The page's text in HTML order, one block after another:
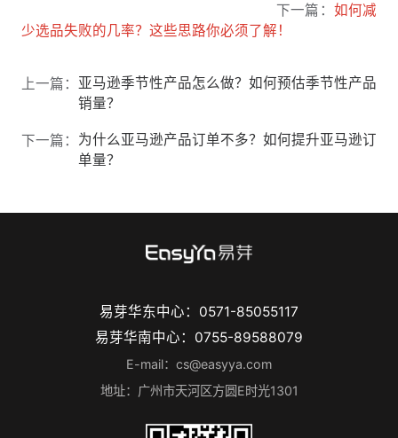
下一篇： 如何减
少选品失败的几率？这些思路你必须了解！
上一篇： 亚马逊季节性产品怎么做？如何预估季节性产品
销量？
下一篇： 为什么亚马逊产品订单不多？如何提升亚马逊订
单量？
易芽华东中心：0571-85055117
易芽华南中心：0755-89588079
E-mail：cs@easyya.com
地址：广州市天河区方圆E时光1301